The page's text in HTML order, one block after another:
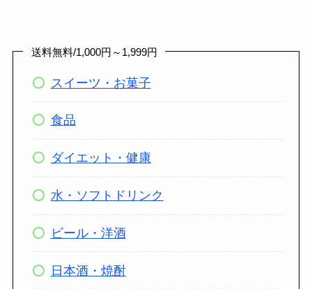
送料無料/1,000円～1,999円
スイーツ・お菓子
食品
ダイエット・健康
水・ソフトドリンク
ビール・洋酒
日本酒・焼酎